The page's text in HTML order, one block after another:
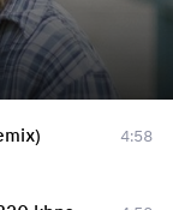
4:58